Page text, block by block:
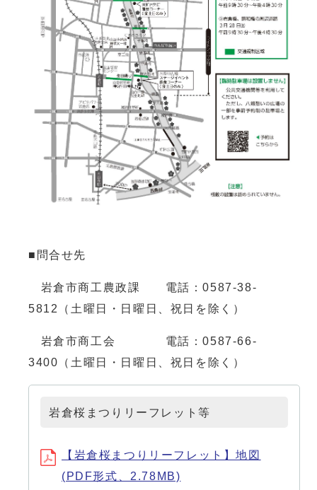
■問合せ先
岩倉市商工農政課 電話：0587-38-
5812（土曜日・日曜日、祝日を除く）
岩倉市商工会 電話：0587-66-
3400（土曜日・日曜日、祝日を除く）
岩倉桜まつりリーフレット等
【岩倉桜まつりリーフレット】地図
(PDF形式、2.78MB)